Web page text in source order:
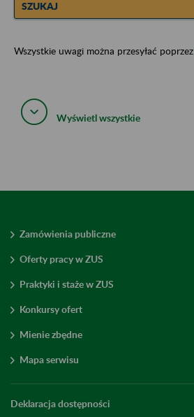
SZUKAJ
Wszystkie uwagi można przesyłać poprzez
Wyświetl wszystkie
Zamówienia publiczne
Oferty pracy w ZUS
Praktyki i staże w ZUS
Konkursy ofert
Mienie zbędne
Mapa serwisu
Deklaracja dostępności